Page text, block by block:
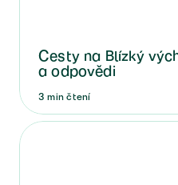
Cesty na Blízký
a odpovědi
3 minčtení